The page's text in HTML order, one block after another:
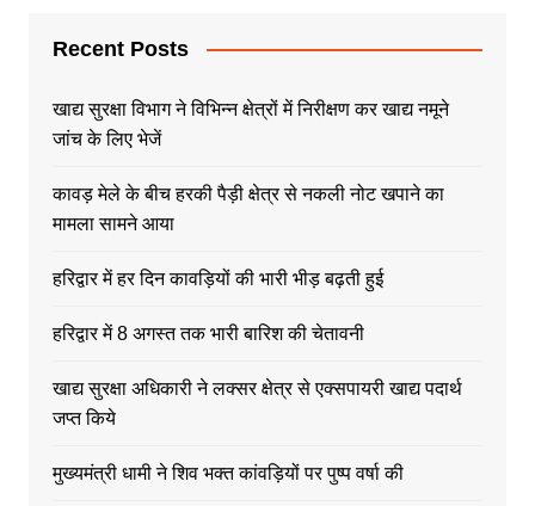
Recent Posts
खाद्य सुरक्षा विभाग ने विभिन्न क्षेत्रों में निरीक्षण कर खाद्य नमूने
जांच के लिए भेजें
कावड़ मेले के बीच हरकी पैड़ी क्षेत्र से नकली नोट खपाने का
मामला सामने आया
हरिद्वार में हर दिन कावड़ियों की भारी भीड़ बढ़ती हुई
हरिद्वार में 8 अगस्त तक भारी बारिश की चेतावनी
खाद्य सुरक्षा अधिकारी ने लक्सर क्षेत्र से एक्सपायरी खाद्य पदार्थ
जप्त किये
मुख्यमंत्री धामी ने शिव भक्त कांवड़ियों पर पुष्प वर्षा की